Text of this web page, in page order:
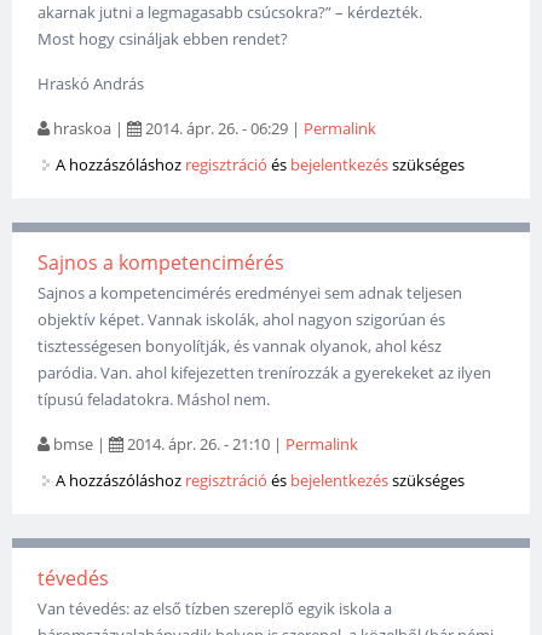
akarnak jutni a legmagasabb csúcsokra?” – kérdezték.
Most hogy csináljak ebben rendet?
Hraskó András
hraskoa | 2014. ápr. 26. - 06:29 | Permalink
A hozzászóláshoz regisztráció és bejelentkezésszükséges
Sajnos a kompetencimérés
Sajnos a kompetencimérés eredményei sem adnak teljesen
objektív képet. Vannak iskolák, ahol nagyon szigorúan és
tisztességesen bonyolítják, és vannak olyanok, ahol kész
paródia. Van. ahol kifejezetten trenírozzák a gyerekeket az ilyen
típusú feladatokra. Máshol nem.
bmse | 2014. ápr. 26. - 21:10 | Permalink
A hozzászóláshoz regisztráció és bejelentkezésszükséges
tévedés
Van tévedés: az első tízben szereplő egyik iskola a